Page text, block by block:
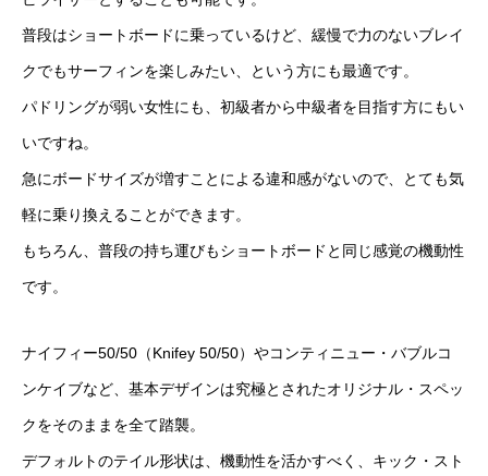
普段はショートボードに乗っているけど、緩慢で力のないブレイ
クでもサーフィンを楽しみたい、という方にも最適です。
パドリングが弱い女性にも、初級者から中級者を目指す方にもい
いですね。
急にボードサイズが増すことによる違和感がないので、とても気
軽に乗り換えることができます。
もちろん、普段の持ち運びもショートボードと同じ感覚の機動性
です。
ナイフィー50/50（Knifey 50/50）やコンティニュー・バブルコ
ンケイブなど、基本デザインは究極とされたオリジナル・スペッ
クをそのままを全て踏襲。
デフォルトのテイル形状は、機動性を活かすべく、キック・スト